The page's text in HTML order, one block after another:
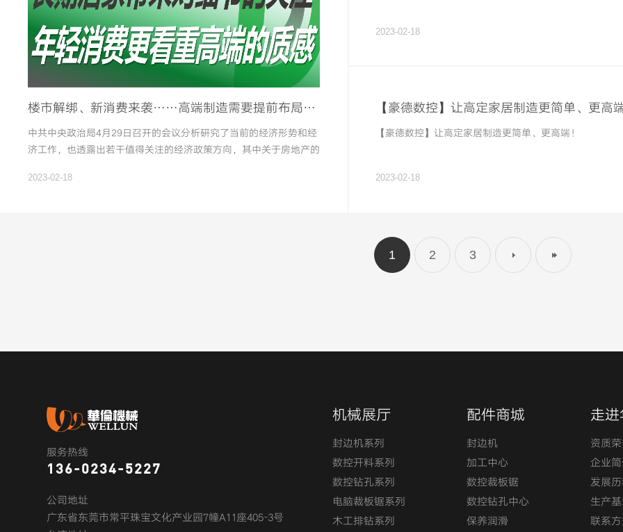
楼市解绑、新消费来袭……高端制造需要提前布局，而你需要【豪德激光封边机】
中共中央政治局4月29日召开的会议分析研究了当前的经济形势和经
济工作，也透露出若干值得关注的经济政策方向，其中关于房地产的
2023-02-18
2023-02-18
【豪德数控】让高定家居制造更简单、更高
【豪德数控】让高定家居制造更简单、更高端！
2023-02-18
1 2 3
服务热线
136-0234-5227
公司地址
广东省东莞市常平珠宝文化产业园7幢A11座405-3号
机械展厅
封边机系列
数控开料系列
数控钻孔系列
电脑裁板锯系列
木工排钻系列
配件商城
封边机
加工中心
数控裁板锯
数控钻孔中心
保养润滑
走
资质
企业
发展
生产
联系